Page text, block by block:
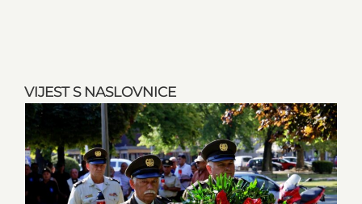
VIJEST S NASLOVNICE